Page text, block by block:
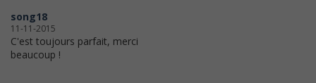
song18
11-11-2015
C'est toujours parfait, merci
beaucoup !